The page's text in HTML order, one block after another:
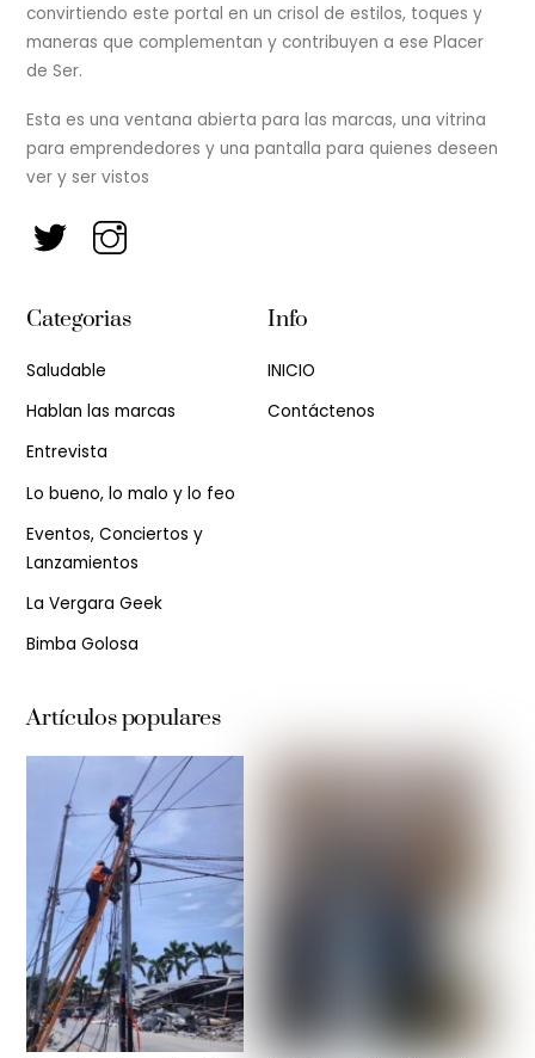
convirtiendo este portal en un crisol de estilos, toques y
maneras que complementan y contribuyen a ese Placer
de Ser.
Esta es una ventana abierta para las marcas, una vitrina
para emprendedores y una pantalla para quienes deseen
ver y ser vistos
Categorias
Saludable
Hablan las marcas
Entrevista
Lo bueno, lo malo y lo feo
Eventos, Conciertos y
Lanzamientos
La Vergara Geek
Bimba Golosa
Info
INICIO
Contáctenos
Artículos populares